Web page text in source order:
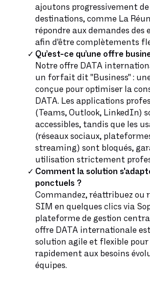
ajoutons progressivement de
destinations, comme La
répondre aux demandes des
afin d'être complètements
Qu’est-ce qu’une offre
Notre offre DATA
un forfait dit "Business" :
conçue pour optimiser la
DATA. Les applications
(Teams, Outlook, LinkedIn)
accessibles, tandis que les
(réseaux sociaux,
streaming) sont bloqués,
utilisation strictement
Comment la solution
ponctuels ?
Commandez, réattribuez ou
SIM en quelques clics via
plateforme de gestion
offre DATA internationale
solution agile et flexible pour
rapidement aux besoins
équipes.